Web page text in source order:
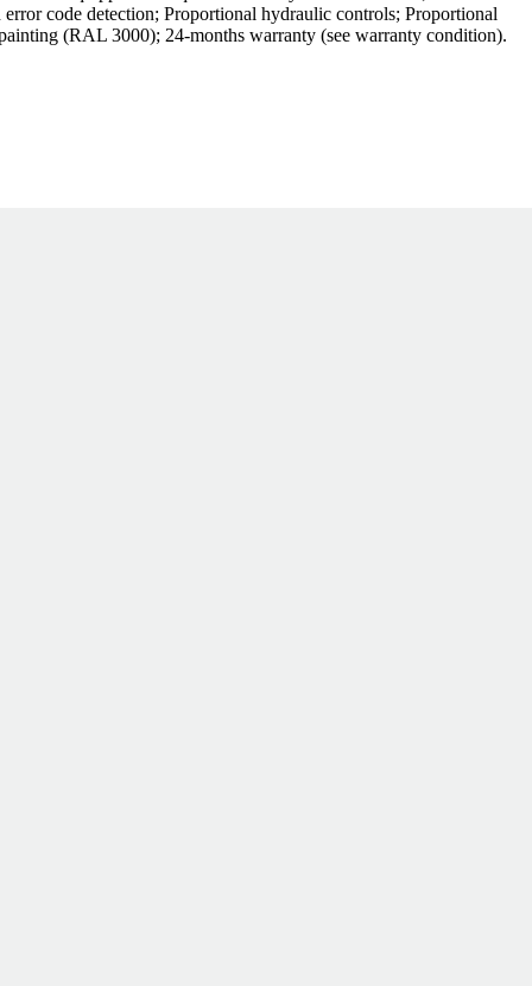
code detection; Proportional hydraulic controls; Proportional
(RAL 3000); 24-months warranty (see warranty condition).